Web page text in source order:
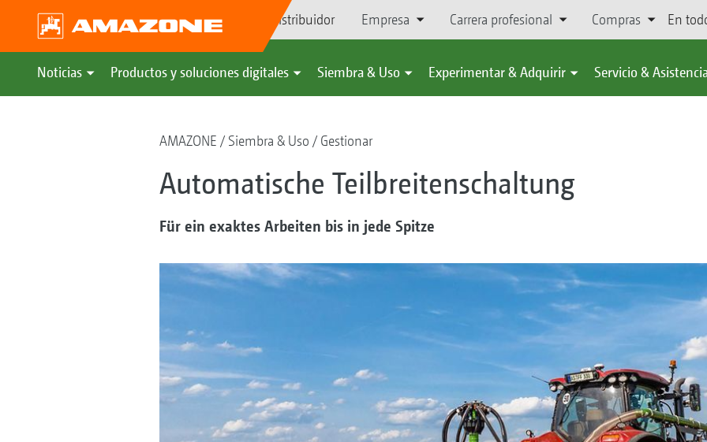
Búsqueda de distribuidor Empresa Carrera profesional Compras En
Noticias Productos y soluciones digitales Siembra & Uso Experimentar & Adquirir Servicio &
AMAZONE Siembra & Uso Gestionar
Automatische Teilbreitenschaltung
Für ein exaktes Arbeiten bis in jede Spitze